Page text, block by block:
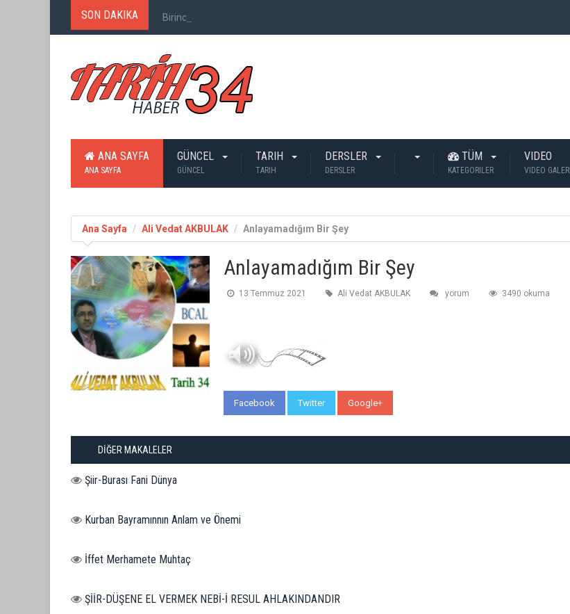
SON DAKIKA Birinci Dünya Savaşı`nda Ne Kadar İnsan Öldü?
ANA SAYFA
ANA SAYFA
GÜNCEL
GÜNCEL
TARIH
TARIH
DERSLER
DERSLER
TÜM
KATEGORILER
VIDEO
VIDEO GALERI
Ana Sayfa Ali Vedat AKBULAK Anlayamadığım Bir Şey
Anlayamadığım Bir Şey
13 Temmuz 2021 Ali Vedat AKBULAK yorum 3490 okuma
Facebook Twitter Google+
DİĞER MAKALELER
Şiir-Burası Fani Dünya
Kurban Bayramınnın Anlam ve Önemi
İffet Merhamete Muhtaç
ŞİİR-DÜŞENE EL VERMEK NEBİ-İ RESUL AHLAKINDANDIR